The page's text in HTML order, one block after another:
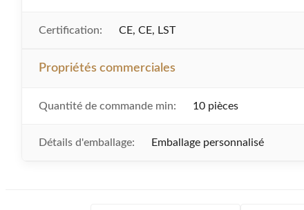
Certification: CE, CE, LST
Propriétés commerciales
Quantité de commande min: 10 pièces
Détails d'emballage: Emballage personnalisé